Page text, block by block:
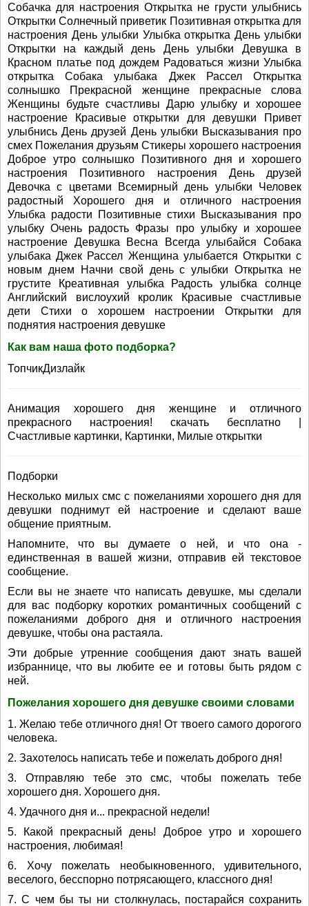
Собачка для настроения Открытка не грусти улыбнись
Открытки Солнечный приветик Позитивная открытка для
настроения День улыбки Улыбка открытка День улыбки
Открытки на каждый день День улыбки Девушка в
Красном платье под дождем Радоваться жизни Улыбка
открытка Собака улыбака Джек Рассел Открытка
солнышко Прекрасной женщине прекрасные слова
Женщины будьте счастливы Дарю улыбку и хорошее
настроение Красивые открытки для девушки Привет
улыбнись День друзей День улыбки Высказывания про
смех Пожелания друзьям Стикеры хорошего настроения
Доброе утро солнышко Позитивного дня и хорошего
настроения Позитивного настроения День друзей
Девочка с цветами Всемирный день улыбки Человек
радостный Хорошего дня и отличного настроения
Улыбка радости Позитивные стихи Высказывания про
улыбку Очень радость Фразы про улыбку и хорошее
настроение Девушка Весна Всегда улыбайся Собака
улыбака Джек Рассел Женщина улыбается Открытки с
новым днем Начни свой день с улыбки Открытка не
грустите Креативная улыбка Радость улыбка солнце
Английский вислоухий кролик Красивые счастливые
дети Стихи о хорошем настроении Открытки для
поднятия настроения девушке
Как вам наша фото подборка?
ТопчикДизлайк
Анимация хорошего дня женщине и отличного
прекрасного настроения! скачать бесплатно |
Счастливые картинки, Картинки, Милые открытки
Подборки
Несколько милых смс с пожеланиями хорошего дня для
девушки поднимут ей настроение и сделают ваше
общение приятным.
Напомните, что вы думаете о ней, и что она -
единственная в вашей жизни, отправив ей текстовое
сообщение.
Если вы не знаете что написать девушке, мы сделали
для вас подборку коротких романтичных сообщений с
пожеланиями доброго дня и отличного настроения
девушке, чтобы она растаяла.
Эти добрые утренние сообщения дают знать вашей
избраннице, что вы любите ее и готовы быть рядом с
ней.
Пожелания хорошего дня девушке своими словами
1. Желаю тебе отличного дня! От твоего самого дорогого
человека.
2. Захотелось написать тебе и пожелать доброго дня!
3. Отправляю тебе это смс, чтобы пожелать тебе
хорошего дня. Хорошего дня.
4. Удачного дня и... прекрасной недели!
5. Какой прекрасный день! Доброе утро и хорошего
настроения, любимая!
6. Хочу пожелать необыкновенного, удивительного,
веселого, бесспорно потрясающего, классного дня!
7. С чем бы ты ни столкнулась, постарайся сохранить